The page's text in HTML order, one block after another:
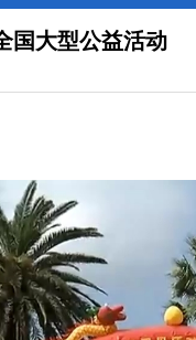
国大型公益活动